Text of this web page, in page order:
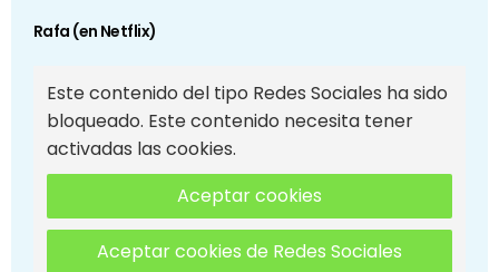
Rafa (en Netflix)
Este contenido del tipo Redes Sociales ha sido
bloqueado. Este contenido necesita tener
activadas las cookies.
Aceptar cookies
Aceptar cookies de Redes Sociales